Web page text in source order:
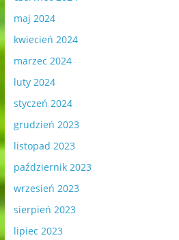
maj 2024
kwiecień 2024
marzec 2024
luty 2024
styczeń 2024
grudzień 2023
listopad 2023
październik 2023
wrzesień 2023
sierpień 2023
lipiec 2023